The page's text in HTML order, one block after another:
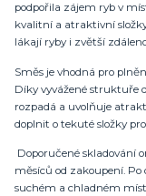
podpořila zájem ryb v
kvalitní a atraktivní
lákají ryby i zvětší
Směs je vhodná pro
Díky vyvážené struktuře
rozpadá a uvolňuje
doplnit o tekuté složky
Doporučené skladování
měsíců od zakoupení.
suchém a chladném